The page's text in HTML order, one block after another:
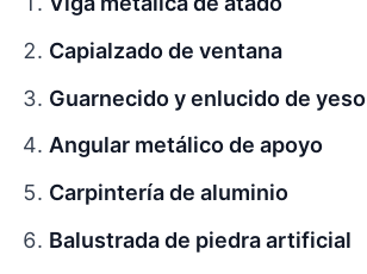
Capialzado de ventana
Guarnecido y enlucido de yeso
Angular metálico de apoyo
Carpintería de aluminio
Balustrada de piedra artificial